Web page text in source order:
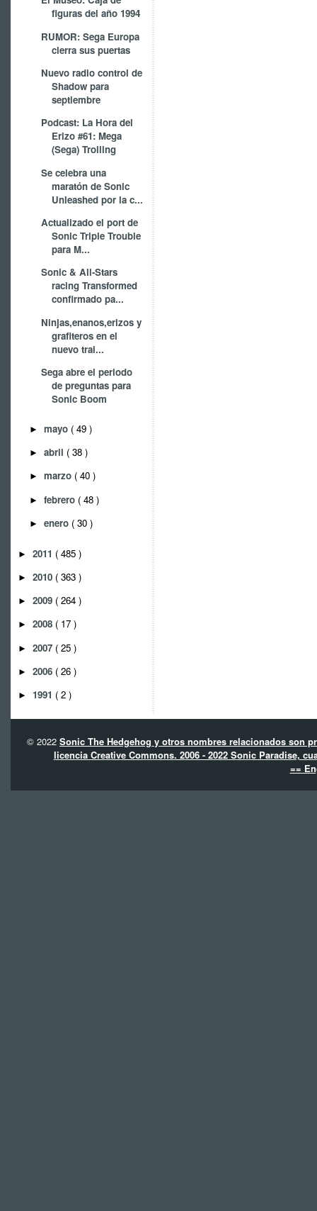
figuras del año 1994
RUMOR: Sega Europa
cierra sus puertas
Nuevo radio control de
Shadow para
septiembre
Podcast: La Hora del
Erizo #61: Mega
(Sega) Trolling
Se celebra una
maratón de Sonic
Unleashed por la c...
Actualizado el port de
Sonic Triple Trouble
para M...
Sonic & All-Stars
racing Transformed
confirmado pa...
Ninjas,enanos,erizos y
grafiteros en el
nuevo trai...
Sega abre el periodo
de preguntas para
Sonic Boom
► mayo ( 49 )
► abril ( 38 )
► marzo ( 40 )
► febrero ( 48 )
► enero ( 30 )
► 2011 ( 485 )
► 2010 ( 363 )
► 2009 ( 264 )
► 2008 ( 17 )
► 2007 ( 25 )
► 2006 ( 26 )
► 1991 ( 2 )
© 2022 Sonic The Hedgehog y otros nombres relacionados son
licencia Creative Commons. 2006 - 2022 Sonic Paradise,
==